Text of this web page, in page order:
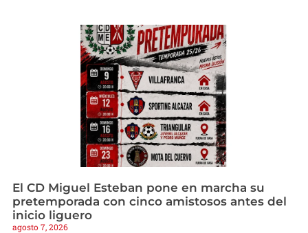
El CD Miguel Esteban pone en marcha su
pretemporada con cinco amistosos antes del
inicio liguero
agosto 7, 2026